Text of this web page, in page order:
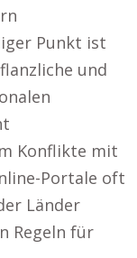
Punkt ist
und
Konflikte mit
Portale oft
Länder
Regeln für